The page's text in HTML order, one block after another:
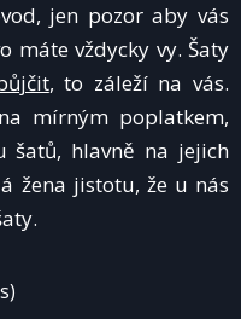
jen pozor aby vás
máte vždycky vy. Šaty
, to záleží na vás.
mírným poplatkem,
šatů, hlavně na jejich
žena jistotu, že u nás